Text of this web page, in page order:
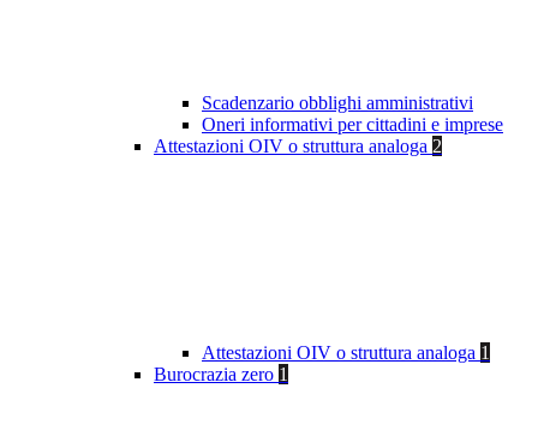
Scadenzario obblighi amministrativi
Oneri informativi per cittadini e imprese
Attestazioni OIV o struttura analoga 2
Attestazioni OIV o struttura analoga 1
Burocrazia zero 1